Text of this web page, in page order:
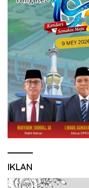
IKLAN